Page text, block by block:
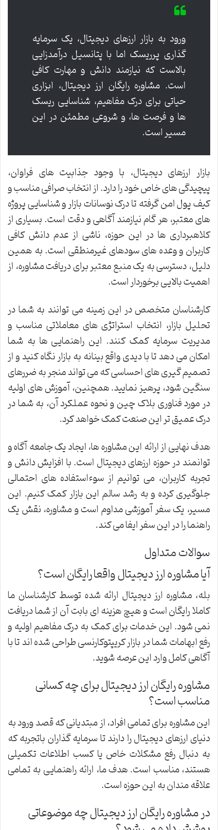
ورود به بازار ارزهای دیجیتال، یک سرمایه
گذاری پرریسک اما با پتانسیل درآمدزایی
بالاست که نیازمند دانش و مهارت کافی
است. مشاوره رایگان ارز دیجیتال، ابزاری
حیاتی برای درک مفاهیم، شناسایی ریسک
ها و فرصت ها، و شروعی مطمئن در این
مسیر است.
بازار ارزهای دیجیتال، با وجود جذابیت های فراوان،
پیچیدگی های خاص خود را دارد. از انتخاب صرافی مناسب و
کیف پول امن گرفته تا درک نوسانات بازار و شناسایی پروژه
های معتبر، هر گام نیازمند آگاهی و دقت است. بسیاری از
کلاهبرداری ها در این حوزه، ناشی از عدم دانش کافی
کاربران و وعده های سودهای غیرمنطقی است. به همین
دلیل، دسترسی به یک منبع معتبر برای دریافت مشاوره، از
اهمیت بالایی برخوردار است.
کارشناسان متخصص در این زمینه می توانند به شما در
تحلیل بازار، انتخاب استراتژی های معاملاتی مناسب و
مدیریت سرمایه کمک کنند. این راهنمایی ها به شما
امکان می دهد تا با دیدی واقع بینانه به بازار نگاه کنید و از
تصمیم گیری های احساسی که می تواند منجر به ضررهای
سنگین شود، پرهیز نمایید. همچنین، آموزش های اولیه
در مورد فناوری بلاک چین و نحوه عملکرد آن، به شما در
درک عمیق تر این صنعت کمک خواهد کرد.
هدف نهایی از ارائه این مشاوره ها، ایجاد یک جامعه آگاه و
توانمند در حوزه ارزهای دیجیتال است. با افزایش دانش و
تجربه کاربران، می توانیم از سوءاستفاده های احتمالی
جلوگیری کرده و به رشد سالم این بازار کمک کنیم. این
مسیر، یک سفر آموزشی مداوم است و مشاوره، نقش یک
راهنما را در این سفر ایفا می کند.
سوالات متداول
آیا مشاوره ارز دیجیتال واقعا رایگان است؟
بله، مشاوره ارز دیجیتال ارائه شده توسط کارشناسان ما
کاملا رایگان است و هیچ هزینه ای بابت آن از شما دریافت
نمی شود. این خدمات برای کمک به درک مفاهیم اولیه و
رفع ابهامات شما در بازار کریپتوکارنسی طراحی شده اند تا با
آگاهی کامل وارد این عرصه شوید.
مشاوره رایگان ارز دیجیتال برای چه کسانی
مناسب است؟
این مشاوره برای تمامی افراد، از مبتدیانی که قصد ورود به
دنیای ارزهای دیجیتال را دارند تا سرمایه گذاران باتجربه که
به دنبال رفع مشکلات خاص یا کسب اطلاعات تکمیلی
هستند، مناسب است. هدف ما، ارائه راهنمایی به تمامی
علاقه مندان به این حوزه است.
در مشاوره رایگان ارز دیجیتال چه موضوعاتی